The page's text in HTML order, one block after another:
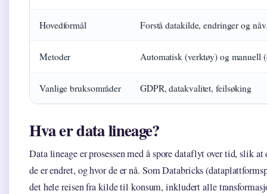
Hovedformål Forstå datakilde, endringer og
Metoder Automatisk (verktøy) og manuell
Vanlige bruksområder GDPR, datakvalitet, feilsøking
Hva er data lineage?
Data lineage er prosessen med å spore dataflyt over tid, slik
de er endret, og hvor de er nå. Som Databricks
det hele reisen fra kilde til konsum, inkludert alle